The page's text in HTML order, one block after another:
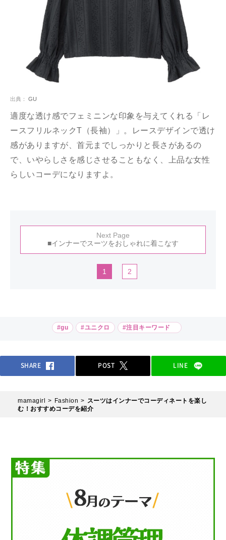
出典： GU
適度な透け感でフェミニンな印象を与えてくれる「レ
ースフリルネックT（長袖）」。レースデザインで透け
感がありますが、首元までしっかりと長さがあるの
で、いやらしさを感じさせることもなく、上品な女性
らしいコーデになりますよ。
Next Page
■インナーでスーツをおしゃれに着こなす
1 2
#gu #ユニクロ #注目キーワード
SHARE POST LINE
mamagirl Fashion
スーツはインナーでコーディネートを楽し
む！おすすめコーデを紹介